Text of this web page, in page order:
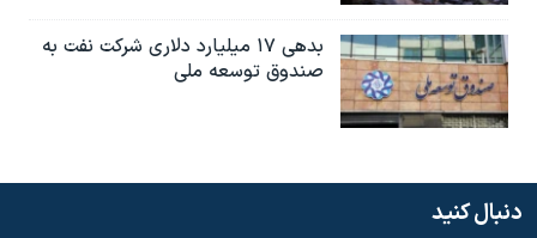
بدهی ۱۷ میلیارد دلاری شرکت نفت به
صندوق توسعه ملی
دنبال کنید